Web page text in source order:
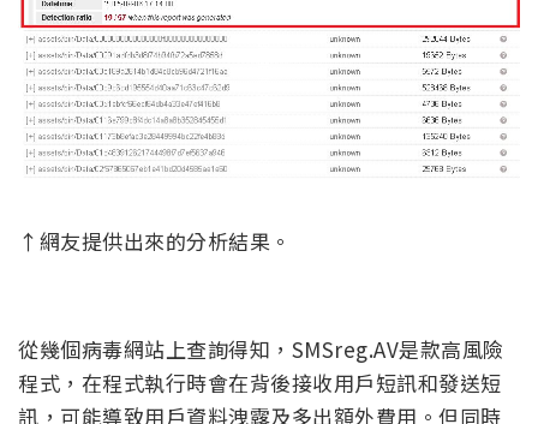
↑網友提供出來的分析結果。
從幾個病毒網站上查詢得知，SMSreg.AV是款高風險
程式，在程式執行時會在背後接收用戶短訊和發送短
訊，可能導致用戶資料洩露及多出額外費用。但同時